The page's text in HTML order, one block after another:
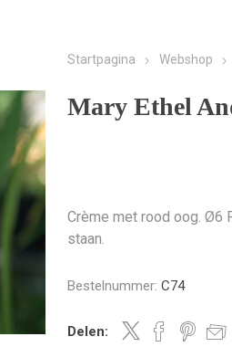
Startpagina Webshop
Mary Ethel
Crème met rood oog. Ø6
staan.
Bestelnummer: C74
Delen: